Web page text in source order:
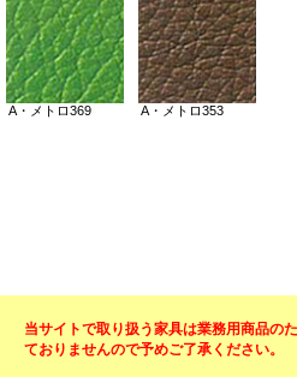
当サイトで取り扱う家具は業務用商品の
ておりませんので予めご了承ください。